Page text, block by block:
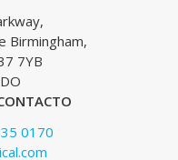
Birmingham,
7YB
0170